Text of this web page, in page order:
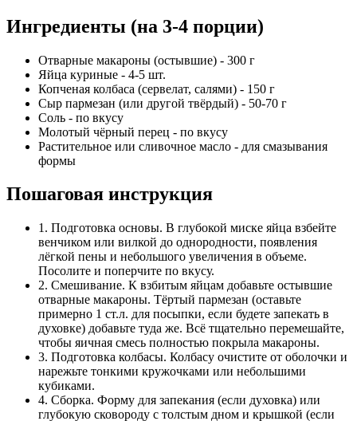
Ингредиенты (на 3-4 порции)
Отварные макароны (остывшие) - 300 г
Яйца куриные - 4-5 шт.
Копченая колбаса (сервелат, салями) - 150 г
Сыр пармезан (или другой твёрдый) - 50-70 г
Соль - по вкусу
Молотый чёрный перец - по вкусу
Растительное или сливочное масло - для смазывания
формы
Пошаговая инструкция
1. Подготовка основы. В глубокой миске яйца взбейте
венчиком или вилкой до однородности, появления
лёгкой пены и небольшого увеличения в объеме.
Посолите и поперчите по вкусу.
2. Смешивание. К взбитым яйцам добавьте остывшие
отварные макароны. Тёртый пармезан (оставьте
примерно 1 ст.л. для посыпки, если будете запекать в
духовке) добавьте туда же. Всё тщательно перемешайте,
чтобы яичная смесь полностью покрыла макароны.
3. Подготовка колбасы. Колбасу очистите от оболочки и
нарежьте тонкими кружочками или небольшими
кубиками.
4. Сборка. Форму для запекания (если духовка) или
глубокую сковороду с толстым дном и крышкой (если